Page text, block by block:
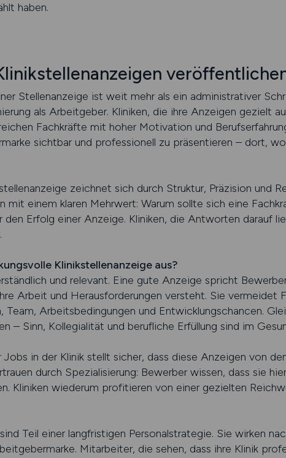
haben.
Stellenanzeige ist weit mehr als ein administrativer
als Arbeitgeber. Kliniken, die ihre Anzeigen gezielt
Fachkräfte mit hoher Motivation und
sichtbar und professionell zu präsentieren – dort,
zeichnet sich durch Struktur, Präzision und
mit einem klaren Mehrwert: Warum sollte sich eine
den Erfolg einer Anzeige. Kliniken, die Antworten darauf
Klinikstellenanzeige aus?
und relevant. Eine gute Anzeige spricht
Arbeit und Herausforderungen versteht. Sie vermeidet
Team, Arbeitsbedingungen und Entwicklungschancen.
– Sinn, Kollegialität und berufliche Erfüllung sind im
in der Klinik stellt sicher, dass diese Anzeigen von
durch Spezialisierung: Bewerber wissen, dass sie
Kliniken wiederum profitieren von einer gezielten
Teil einer langfristigen Personalstrategie. Sie wirken
Mitarbeiter, die sehen, dass ihre Klinik